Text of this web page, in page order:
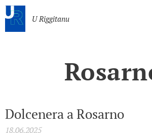
U Riggitanu
Dolcenera a Rosarno
18.06.2025